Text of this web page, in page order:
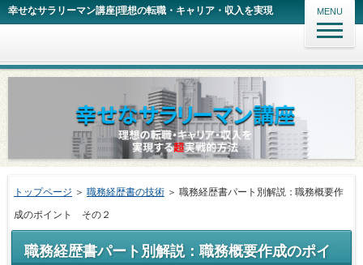
幸せなサラリーマン講座|理想の転職・キャリア・収入を実現 MENU
トップページ ＞ 職務経歴書の技術＞ 職務経歴書パート別解説：職務概要作
成のポイント その２
職務経歴書パート別解説：職務概要作成のポイ